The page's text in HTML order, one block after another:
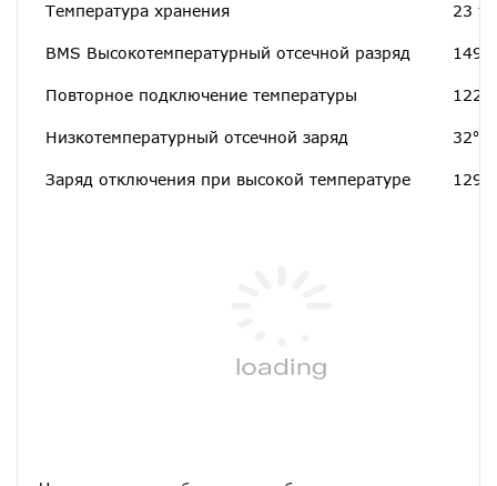
Температура хранения 23
BMS Высокотемпературный отсечной разряд
Повторное подключение температуры
Низкотемпературный отсечной заряд
Заряд отключения при высокой температуре